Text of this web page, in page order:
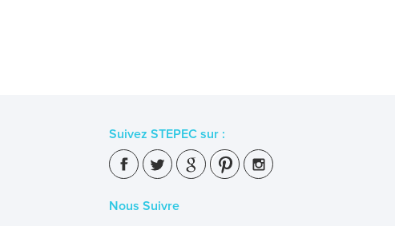
Suivez STEPEC sur :
Nous Suivre